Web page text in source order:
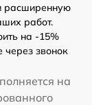
расширенную
работ.
на -15%
звонок
на